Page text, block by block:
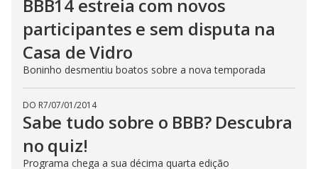
BBB14 estreia com novos
participantes e sem disputa na
Casa de Vidro
Boninho desmentiu boatos sobre a nova temporada
DO R7/07/01/2014
Sabe tudo sobre o BBB? Descubra
no quiz!
Programa chega a sua décima quarta edição